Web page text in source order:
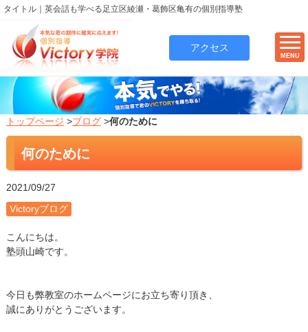
タイトル｜英会話も学べる足立区綾瀬・葛飾区亀有の個別指導塾
アクセス
MENU
トップページ >ブログ>何のために
何のために
2021/09/27
Victoryブログ
こんにちは。
塾頭山崎です。
今日も弊教室のホームページにお立ち寄り頂き、
誠にありがとうございます。